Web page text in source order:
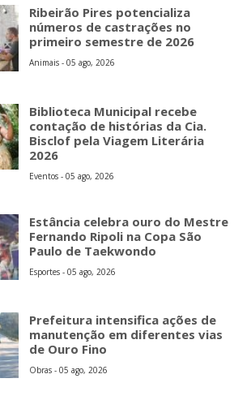
Ribeirão Pires potencializa
números de castrações no
primeiro semestre de 2026
Animais - 05 ago, 2026
Biblioteca Municipal recebe
contação de histórias da Cia.
Bisclof pela Viagem Literária
2026
Eventos - 05 ago, 2026
Estância celebra ouro do Mestre
Fernando Ripoli na Copa São
Paulo de Taekwondo
Esportes - 05 ago, 2026
Prefeitura intensifica ações de
manutenção em diferentes vias
de Ouro Fino
Obras - 05 ago, 2026